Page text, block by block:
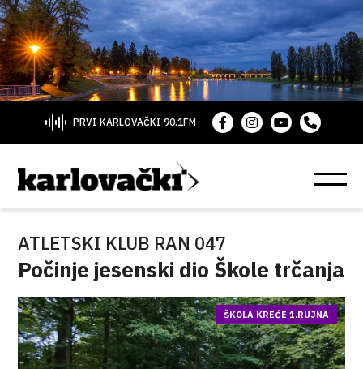
PRVI KARLOVAČKI 90.1FM
ATLETSKI KLUB RAN 047
Počinje jesenski dio Škole trčanja
ŠKOLA KREĆE 1.RUJNA